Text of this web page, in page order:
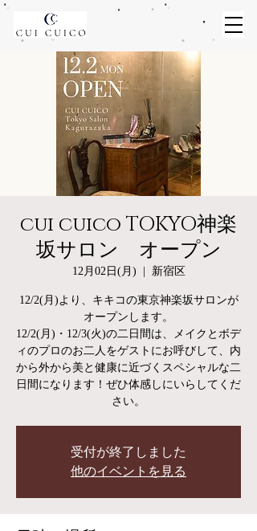
cui cuico TOKYO神楽
坂サロン オープン
12月02日(月) 新宿区
12/2(月)より、キキコの東京神楽坂サロンが
オープンします。
12/2(月)・12/3(火)の二日間は、メイクとボデ
ィのプロのお二人をゲストにお呼びして、内
から外から美と健康に近づくスペシャルな二
日間になります！ぜひ体感しにいらしてくだ
さい。
受付が終了しました
他のイベントを見る